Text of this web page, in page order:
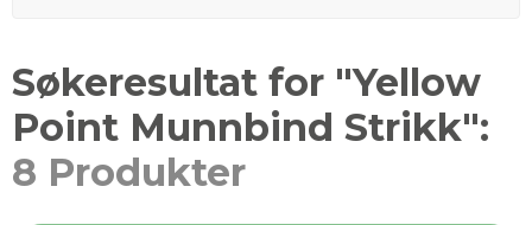
Munnbind
Munnbind
Munnbind
Søkeresultat for "Yellow
Point Munnbind Strikk":
8 Produkter